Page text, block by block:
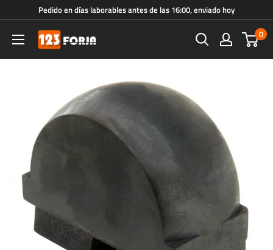
directamente
contenido
Pedido en días laborables antes de las 16:00, enviado hoy
123forja.es 0